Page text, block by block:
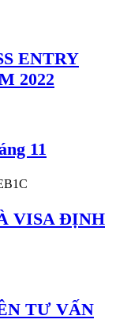
ENTRY
2022
11
VISA ĐỊNH
TƯ VẤN